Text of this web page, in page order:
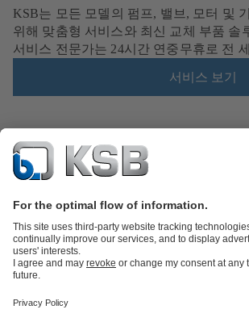
KSB는 모든 모델의 펌프, 밸브, 모터 및
위해 맞춤형 서비스와 최신 교체 부품 솔
서비스 전문가는 24시간 연중무휴로 전
서비스 보기